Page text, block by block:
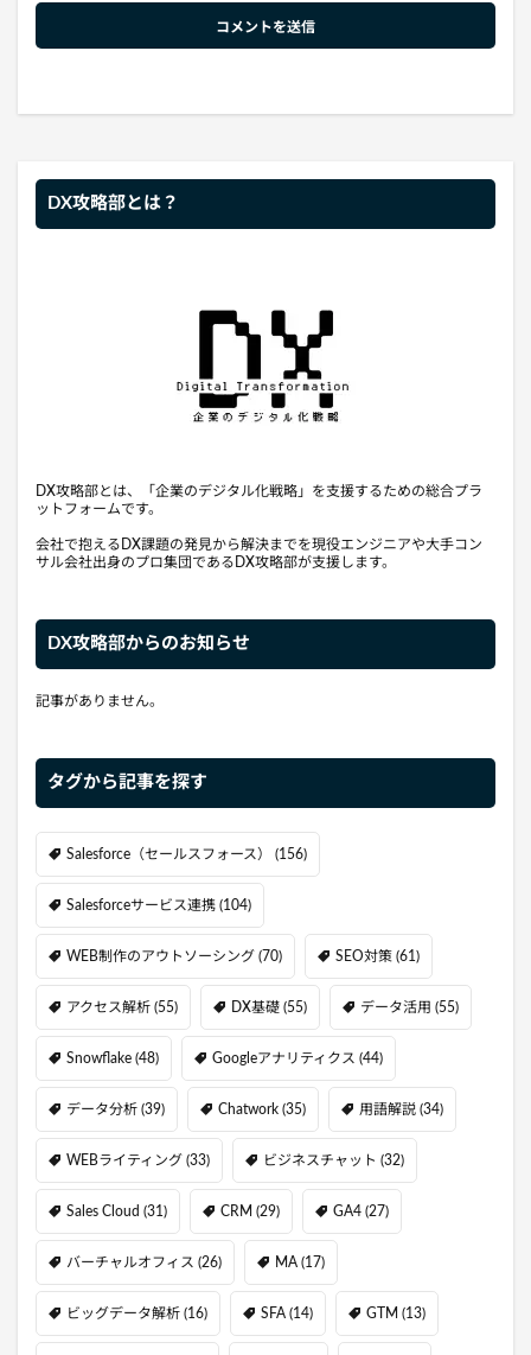
DX攻略部とは？
DX攻略部とは、「企業のデジタル化戦略」を支援するための総合プラ
ットフォームです。
会社で抱えるDX課題の発見から解決までを現役エンジニアや大手コン
サル会社出身のプロ集団であるDX攻略部が支援します。
DX攻略部からのお知らせ
記事がありません。
タグから記事を探す
Salesforce（セールスフォース） (156)
Salesforceサービス連携 (104)
WEB制作のアウトソーシング (70) SEO対策 (61)
アクセス解析 (55) DX基礎 (55) データ活用 (55)
Snowflake (48) Googleアナリティクス (44)
データ分析 (39) Chatwork (35) 用語解説 (34)
WEBライティング (33) ビジネスチャット (32)
Sales Cloud (31) CRM (29) GA4 (27)
バーチャルオフィス (26) MA (17)
ビッグデータ解析 (16) SFA (14) GTM (13)